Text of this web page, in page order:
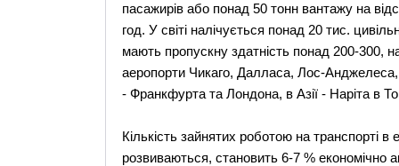
пасажирів або понад 50 тонн вантажу на
год. У світі налічується понад 20 тис.
мають пропускну здатність понад 200-300,
аеропорти Чикаго, Далласа, Лос-
- Франкфурта та Лондона, в Азії - Наріта в
Кількість зайнятих роботою на транспорті в
розвиваються, становить 6-7 % економічно